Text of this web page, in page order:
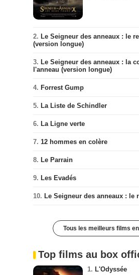
2. Le Seigneur des anneaux : le
(version longue)
3. Le Seigneur des anneaux : la
l'anneau (version longue)
4. Forrest Gump
5. La Liste de Schindler
6. La Ligne verte
7. 12 hommes en colère
8. Le Parrain
9. Les Evadés
10. Le Seigneur des anneaux : le
Tous les meilleurs films
Top films au box
1. L'Odyssée